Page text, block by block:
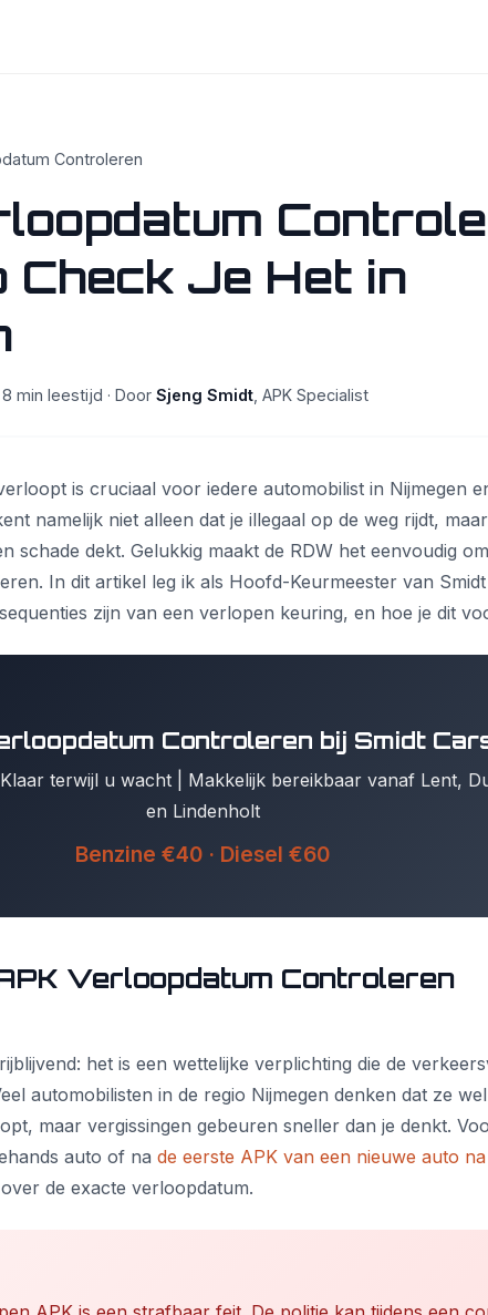
Controleren
Check Je Het in
min leestijd · Door Sjeng Smidt , APK Specialist
is cruciaal voor iedere automobilist in Nijmegen
namelijk niet alleen dat je illegaal op de weg rijdt,
schade dekt. Gelukkig maakt de RDW het eenvoudig
In dit artikel leg ik als Hoofd-Keurmeester van
zijn van een verlopen keuring, en hoe je dit
Controleren bij Smidt
terwijl u wacht | Makkelijk bereikbaar vanaf Lent,
en Lindenholt
Benzine €40 · Diesel €60
Verloopdatum Controleren
het is een wettelijke verplichting die de
automobilisten in de regio Nijmegen denken dat ze
maar vergissingen gebeuren sneller dan je denkt.
auto of na de eerste APK van een nieuwe auto
de exacte verloopdatum.